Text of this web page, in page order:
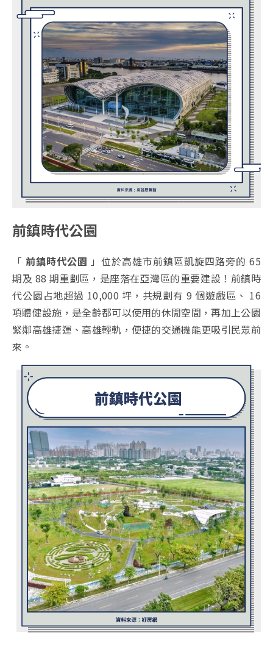
前鎮時代公園
「 前鎮時代公園 」位於高雄市前鎮區凱旋四路旁的 65
期及 88 期重劃區，是座落在亞灣區的重要建設！前鎮時
代公園占地超過 10,000 坪，共規劃有 9 個遊戲區、 16
項體健設施，是全齡都可以使用的休閒空間，再加上公園
緊鄰高雄捷運、高雄輕軌，便捷的交通機能更吸引民眾前
來。